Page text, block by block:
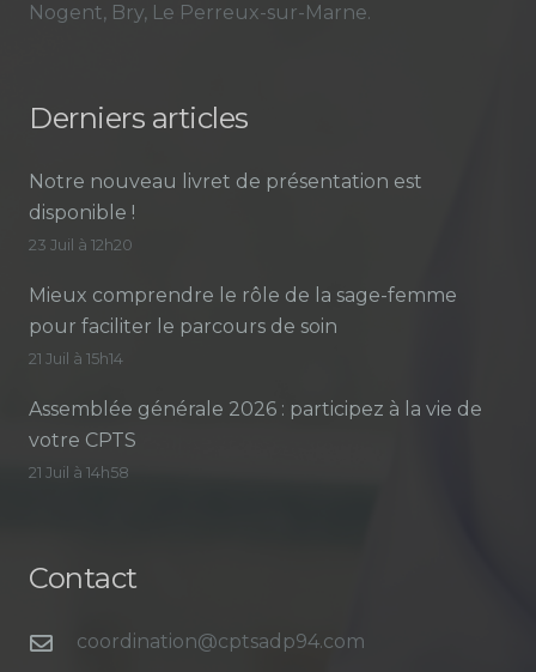
Nogent, Bry, Le Perreux-sur-Marne.
Derniers articles
Notre nouveau livret de présentation est
disponible !
23 Juil à 12h20
Mieux comprendre le rôle de la sage-femme
pour faciliter le parcours de soin
21 Juil à 15h14
Assemblée générale 2026 : participez à la vie de
votre CPTS
21 Juil à 14h58
Contact
coordination@cptsadp94.com